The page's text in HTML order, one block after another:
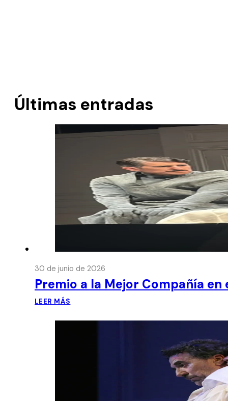
Últimas entradas
30 de junio de 2026
Premio a la Mejor Compañía en
LEER MÁS